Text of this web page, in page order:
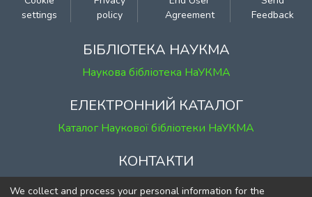
settings
policy
Agreement
Feedback
БІБЛІОТЕКА НАУКМА
Наукова бібліотека НаУКМА
ЕЛЕКТРОННИЙ КАТАЛОГ
Каталог Наукової бібліотеки НаУКМА
КОНТАКТИ
м. Київ, вул. Григорія Сковороди, 2
We collect and process your personal information for the